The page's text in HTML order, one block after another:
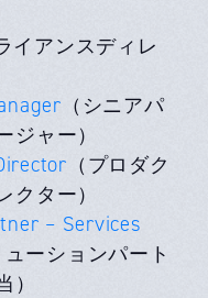
イアンスディレ
（シニアパ
ジャー）
（プロダク
クター）
– Services
ューションパート